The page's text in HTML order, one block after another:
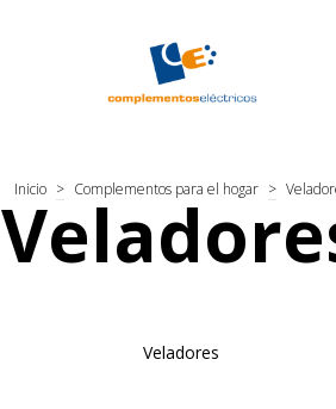
Inicio > Complementos para el hogar >
Veladores